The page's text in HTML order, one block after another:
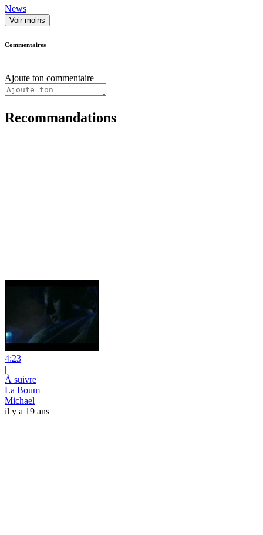
News
Voir moins
Commentaires
Ajoute ton commentaire
Recommandations
4:23
|
À suivre
La Boum
Michael
il y a 19 ans